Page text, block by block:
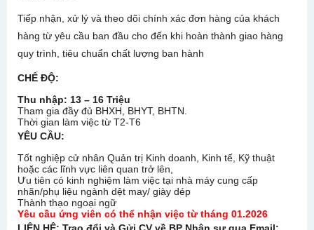
Tiếp nhận, xử lý và theo dõi chính xác đơn hàng của khách
hàng từ yêu cầu ban đầu cho đến khi hoàn thành giao hàng
quy trình, tiêu chuẩn chất lượng ban hành
CHẾ ĐỘ:
Thu nhập: 13 – 16 Triệu
Tham gia đầy đủ BHXH, BHYT, BHTN.
Thời gian làm việc từ T2-T6
YÊU CẦU:
Tốt nghiệp cử nhân Quản trị Kinh doanh, Kinh tế, Kỹ thuật
hoặc các lĩnh vực liên quan trở lên,
Ưu tiên có kinh nghiệm làm việc tại nhà máy cung cấp
nhãn/phụ liệu ngành dệt may/ giày dép
Thành thạo ngoại ngữ
Yêu cầu ứng viên có thể nhận việc từ tháng 01.2026